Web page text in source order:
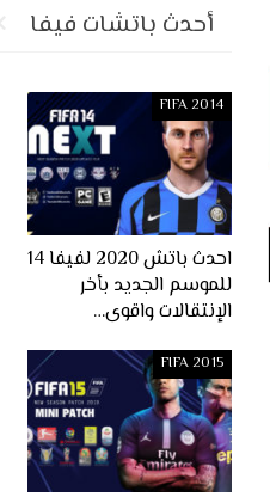
أحدث باتشات فيفا
FIFA 2014
احدث باتش 2020 لفيفا 14
للموسم الجديد بأخر
الإنتقالات واقوى…
FIFA 2015